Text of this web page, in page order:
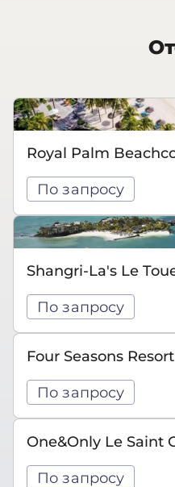
Royal Palm
По запросу
Shangri-La's Le
По запросу
Four Seasons
По запросу
One&Only Le Saint
По запросу